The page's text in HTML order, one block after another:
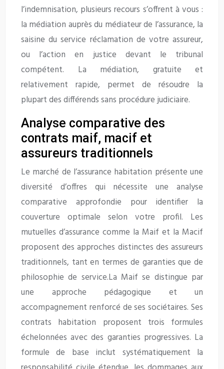
l’indemnisation, plusieurs recours s’offrent à vous :
la médiation auprès du médiateur de l’assurance, la
saisine du service réclamation de votre assureur,
ou l’action en justice devant le tribunal
compétent. La médiation, gratuite et
relativement rapide, permet de résoudre la
plupart des différends sans procédure judiciaire.
Analyse comparative des
contrats maif, macif et
assureurs traditionnels
Le marché de l’assurance habitation présente une
diversité d’offres qui nécessite une analyse
comparative approfondie pour identifier la
couverture optimale selon votre profil. Les
mutuelles d’assurance comme la Maif et la Macif
proposent des approches distinctes des assureurs
traditionnels, tant en termes de garanties que de
philosophie de service.La Maif se distingue par
une approche pédagogique et un
accompagnement renforcé de ses sociétaires. Ses
contrats habitation proposent trois formules
échelonnées avec des garanties progressives. La
formule de base inclut systématiquement la